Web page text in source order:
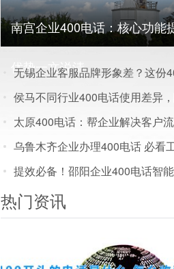
南宫企业400电话：核心功能
优势一文说清
热门资讯